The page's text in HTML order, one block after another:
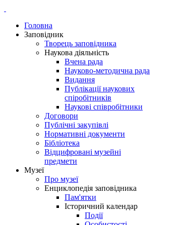
Головна
Заповідник
Творець заповідника
Наукова діяльність
Вчена рада
Науково-методична рада
Видання
Публікації наукових
спіробітників
Наукові співробітники
Договори
Публічні закупівлі
Нормативні документи
Бібліотека
Відцифровані музейні
предмети
Музеї
Про музеї
Енциклопедія заповідника
Пам'ятки
Історичний календар
Події